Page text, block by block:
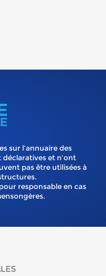
sur l’annuaire des
et n’ont
pas être utilisées à
responsable en cas